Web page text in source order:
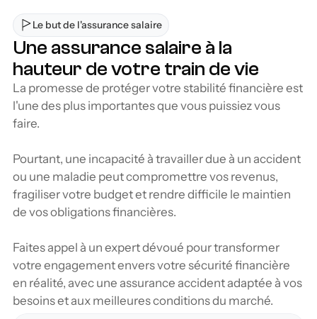
Le but de l'assurance salaire
Une assurance salaire à la
hauteur de votre train de vie
La promesse de protéger votre stabilité financière est
l'une des plus importantes que vous puissiez vous
faire.
Pourtant, une incapacité à travailler due à un accident
ou une maladie peut compromettre vos revenus,
fragiliser votre budget et rendre difficile le maintien
de vos obligations financières.
Faites appel à un expert dévoué pour transformer
votre engagement envers votre sécurité financière
en réalité, avec une assurance accident adaptée à vos
besoins et aux meilleures conditions du marché.